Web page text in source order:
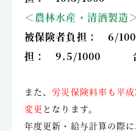
＜農林水産・清酒製造
被保険者負担：
担： 9.5/1000 合
また、 労災保険料率も平
変更 となります。
年度更新・給与計算の際に